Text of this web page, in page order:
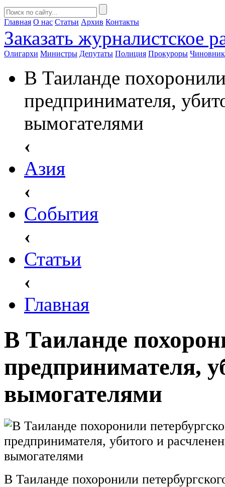
Главная О нас Статьи Архив Контакты
Заказать журналистское
Олигархи Министры Депутаты Полиция Прокуроры
В Таиланде
предпринимателя,
вымогателями
‹
Азия
‹
События
‹
Статьи
‹
Главная
В Таиланде
предпринимателя,
вымогателями
В Таиланде похоронили